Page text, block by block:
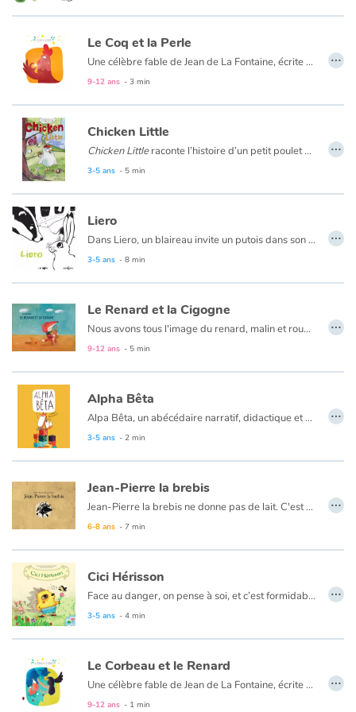
Le Coq et la Perle
Une célèbre fable de Jean de La Fontaine, écrite en 1668. C'est le 31 mars que Jean de La Fontaine fait paraitre son premier ouvrage : « Les Fables Choisies ».
9-12 ans - 3 min
…
Chicken Little
Chicken Littleraconte l’histoire d’un petit poulet qui reçoit un gland sur la tête. Apeuré, il se met à courir en criant que le ciel est en train de tomber en morceaux. Il sème un vent de panique autour de lui : tous ses amis s’enfuient aussi ! Ils tombent alors sur un véritable danger...
Ce livre est aussi disponible en anglais :
3-5 ans - 5 min
…
Liero
Dans Liero, un blaireau invite un putois dans son terrier.
3-5 ans - 8 min
…
Le Renard et la Cigogne
Nous avons tous l'image du renard, malin et roublard, qui trompe son monde. Mais Jean de La Fontaine nous apprend que, parfois, le goupil peut aussi se faire avoir. Bravo Madame la cigogne !
9-12 ans - 5 min
…
Alpha Bêta
Alpa Bêta, un abécédaire narratif, didactique et comique.
3-5 ans - 2 min
…
Jean-Pierre la brebis
Jean-Pierre la brebis ne donne pas de lait. C'est ennuyeux. Jean-Pierre se sent comme une brebis ratée. Mais il sait aussi que le berger l'aime bien : ils partagent des histoires, sont ensemble durant la préparation du fromage et s'endorment côte à côte. Et une nuit, le loup menace le troupeau. Ni une, ni deux, Jean-Pierre part au péril de sa vie.
6-8 ans - 7 min
…
Cici Hérisson
Face au danger, on pense à soi, et c’est formidable de penser à protéger aussi les autres ! C’est ce que fait Cici le petit hérisson lors de sa rencontre avec l’incroyable champignon rouge. Même s'il a très peur pour lui, en pensant à son ami Weiwei et avec le réconfort de son papa Haobaba, Cici surmontera les épreuves.
3-5 ans - 4 min
…
Le Corbeau et le Renard
Une célèbre fable de Jean de La Fontaine, écrite en 1668. C'est le 31 mars que Jean de La Fontaine fait paraitre son premier ouvrage : « Les Fables Choisies ».
9-12 ans - 1 min
…